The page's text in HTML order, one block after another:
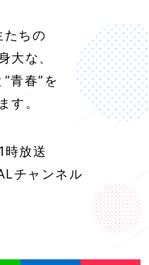
たちの
大な、
青春”を
す。
時放送
チャンネル